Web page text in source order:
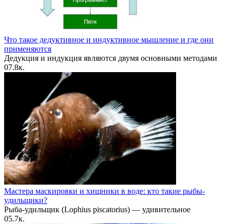
Что такое дедуктивное и индуктивное мышление и где они
применяются
Дедукция и индукция являются двумя основными методами
07.8к.
Мастера маскировки и хищники в воде: кто такие рыбы-
удильщики?
Рыба-удильщик (Lophius piscatorius) — удивительное
05.7к.